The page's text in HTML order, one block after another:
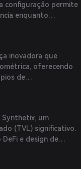
configuração permite
enquanto
A plataforma
eliminando a
a autosscustódia
ativos em múltiplas
Optimism, Base,
inovadora que
oferecendo
de
permite que
blockchains
do Infinex
DeFi,
e eficiente para
um
(TVL) significativo.
e design de
e trajetória de